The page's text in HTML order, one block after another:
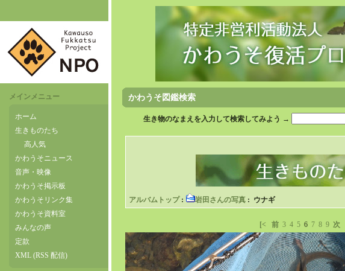
メインメニュー
ホーム
生きものたち
高人気
かわうそニュース
音声・映像
かわうそ掲示板
かわうそリンク集
かわうそ資料室
みんなの声
定款
XML (RSS 配信)
かわうそ図鑑検索
生き物のなまえを入力して検索してみよう →
アルバムトップ: 岩田さんの写真 : ウナギ
[< 前 3 4 5 6 7 8 9 次